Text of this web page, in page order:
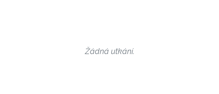
Žádná utkání.